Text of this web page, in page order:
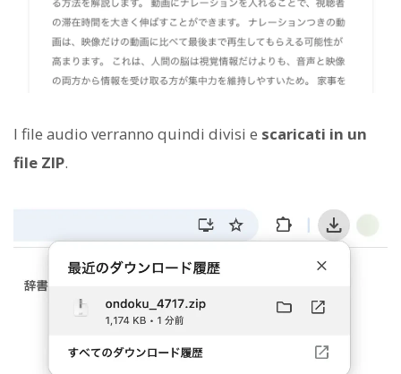
I file audio verranno quindi divisi e scaricati in un
file ZIP.